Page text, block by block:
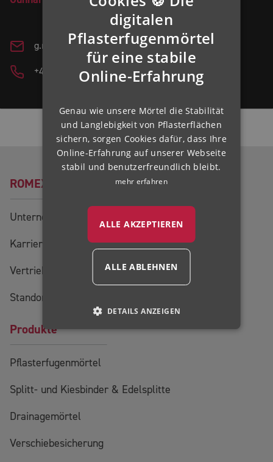
g.nottebrock@romex.de
+49 (0) 2225 70954-51
Folgen Sie uns:
ROMEX®
Unternehmen
Karriere
Vertriebsteam
Standorte
Produkte
Pflasterfugenmörtel
Splitt- und Kiesbinder & Edelsplitte
Drainagemörtel
Verschiebesicherung
FRENCH
FINNISH
NORWEGIAN
HUNGARIAN
digitalen
Pflasterfugenmörtel
für eine stabile
Online-Erfahrung
Genau wie unsere Mörtel die Stabilität
und Langlebigkeit von Pflasterflächen
sichern, sorgen Cookies dafür, dass Ihre
Online-Erfahrung auf unserer Webseite
stabil und benutzerfreundlich bleibt.
mehr erfahren
ALLE AKZEPTIEREN
ALLE ABLEHNEN
DETAILS ANZEIGEN